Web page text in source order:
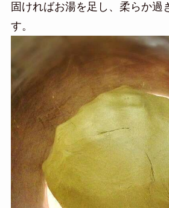
固ければお湯を足し、柔らか過
す。